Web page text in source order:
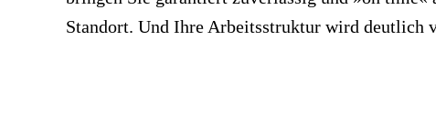
Standort. Und Ihre Arbeitsstruktur wird deutlich